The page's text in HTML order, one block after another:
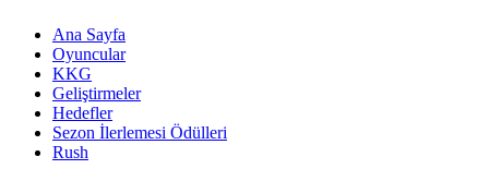
Ana Sayfa
Oyuncular
KKG
Geliştirmeler
Hedefler
Sezon İlerlemesi Ödülleri
Rush